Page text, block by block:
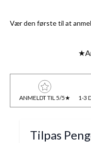
Vær den første til at
★
ANMELDT TIL 5/5★ 1-3
Tilpas